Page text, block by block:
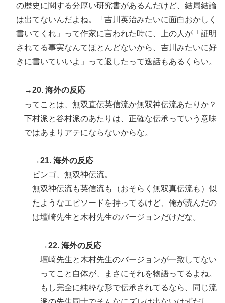
の歴史に関する分厚い研究書があるんだけど、結局結論
は出てないんだよね。「吉川英治みたいに面白おかしく
書いてくれ」って作家に言われた時に、上の人が「証明
されてる事実なんてほとんどないから、吉川みたいに好
きに書いていいよ」って返したって逸話もあるくらい。
→20. 海外の反応
ってことは、無双直伝英信流か無双神伝流あたりか？
下村派と谷村派のあたりは、正確な伝承っていう意味
ではあまりアテにならないからな。
→21. 海外の反応
ビンゴ、無双神伝流。
無双神伝流も英信流も（おそらく無双真伝流も）似
たようなエピソードを持ってるけど、俺が読んだの
は壇崎先生と木村先生のバージョンだけだな。
→22. 海外の反応
壇崎先生と木村先生のバージョンが一致してない
ってこと自体が、まさにそれを物語ってるよね。
もし完全に純粋な形で伝承されてるなら、同じ流